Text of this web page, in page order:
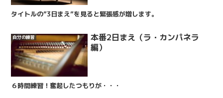
タイトルの”3日まえ”を見ると緊張感が増します。
自分の練習
本番2日まえ（ラ・カンパネラ
編）
６時間練習！奮起したつもりが・・・